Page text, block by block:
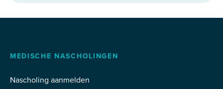
MEDISCHE NASCHOLINGEN
Nascholing aanmelden